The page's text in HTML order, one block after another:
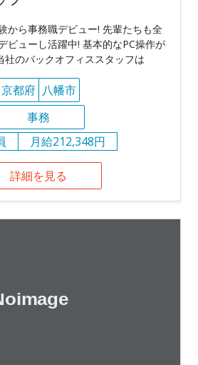
から事務職デビュー! 先輩たちも全
ビューし活躍中! 基本的なPC操作が
社のバックオフィススタッフは
京都府 八幡市
事務
月給212,348円
詳細を見る